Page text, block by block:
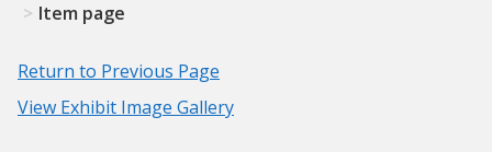
Item page
Return to Previous Page
View Exhibit Image Gallery